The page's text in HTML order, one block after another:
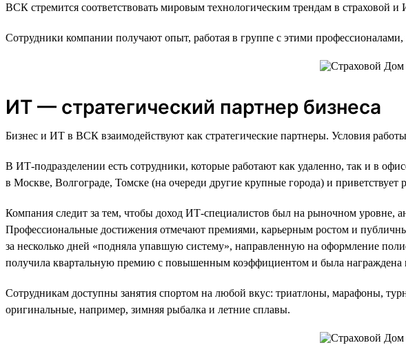
ВСК стремится соответствовать мировым технологическим трендам в
Сотрудники компании получают опыт, работая в группе с этими
ИТ — стратегический партнер бизнеса
Бизнес и ИТ в ВСК взаимодействуют как стратегические партнеры. Условия
В ИТ-подразделении есть сотрудники, которые работают как удаленно, так и в
в Москве, Волгограде, Томске (на очереди другие крупные города) и
Компания следит за тем, чтобы доход ИТ-специалистов был на рыночном уровне,
Профессиональные достижения отмечают премиями, карьерным ростом и
за несколько дней «подняла упавшую систему», направленную на оформление
получила квартальную премию с повышенным коэффициентом и была
Сотрудникам доступны занятия спортом на любой вкус: триатлоны, марафоны,
оригинальные, например, зимняя рыбалка и летние сплавы.